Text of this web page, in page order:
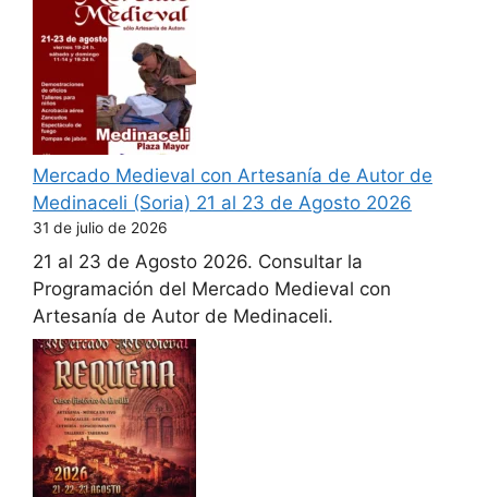
Mercado Medieval con Artesanía de Autor de
Medinaceli (Soria) 21 al 23 de Agosto 2026
31 de julio de 2026
21 al 23 de Agosto 2026. Consultar la
Programación del Mercado Medieval con
Artesanía de Autor de Medinaceli.